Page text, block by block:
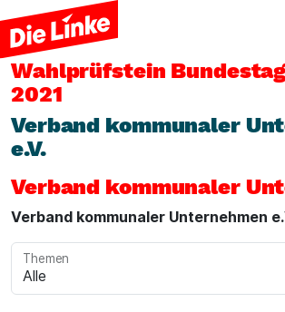
Wahlprüfstein
2021
Verband kommunaler
e.V.
Verband kommunaler
Verband kommunaler Unternehmen
Themen